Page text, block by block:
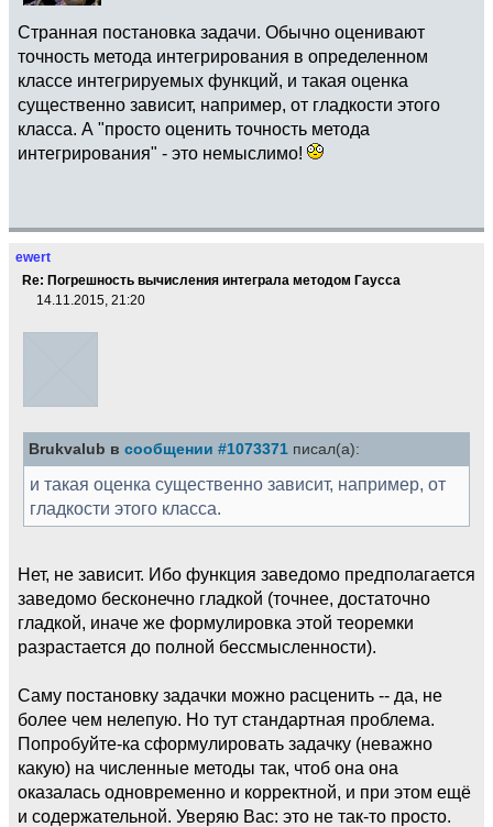
Странная постановка задачи. Обычно оценивают
точность метода интегрирования в определенном
классе интегрируемых функций, и такая оценка
существенно зависит, например, от гладкости этого
класса. А "просто оценить точность метода
интегрирования" - это немыслимо!
ewert
Re: Погрешность вычисления интеграла методом Гаусса
14.11.2015, 21:20
Brukvalub в сообщении #1073371 писал(а):
и такая оценка существенно зависит, например, от
гладкости этого класса.
Нет, не зависит. Ибо функция заведомо предполагается
заведомо бесконечно гладкой (точнее, достаточно
гладкой, иначе же формулировка этой теоремки
разрастается до полной бессмысленности).
Саму постановку задачки можно расценить -- да, не
более чем нелепую. Но тут стандартная проблема.
Попробуйте-ка сформулировать задачку (неважно
какую) на численные методы так, чтоб она она
оказалась одновременно и корректной, и при этом ещё
и содержательной. Уверяю Вас: это не так-то просто.